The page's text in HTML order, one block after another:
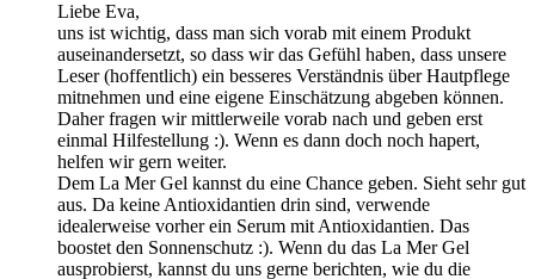
Liebe Eva,
uns ist wichtig, dass man sich vorab mit einem Produkt
auseinandersetzt, so dass wir das Gefühl haben, dass unsere
Leser (hoffentlich) ein besseres Verständnis über Hautpflege
mitnehmen und eine eigene Einschätzung abgeben können.
Daher fragen wir mittlerweile vorab nach und geben erst
einmal Hilfestellung :). Wenn es dann doch noch hapert,
helfen wir gern weiter.
Dem La Mer Gel kannst du eine Chance geben. Sieht sehr gut
aus. Da keine Antioxidantien drin sind, verwende
idealerweise vorher ein Serum mit Antioxidantien. Das
boostet den Sonnenschutz :). Wenn du das La Mer Gel
ausprobierst, kannst du uns gerne berichten, wie du die